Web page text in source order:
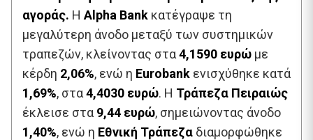
αγοράς. Η Alpha Bank κατέγραψε τη
μεγαλύτερη άνοδο μεταξύ των συστημικών
τραπεζών, κλείνοντας στα4,1590 ευρώ με
κέρδη 2,06%, ενώ η Eurobank ενισχύθηκε κατά
1,69%, στα4,4030 ευρώ. Η Τράπεζα Πειραιώς
έκλεισε στα 9,44 ευρώ, σημειώνοντας άνοδο
1,40%, ενώ η Εθνική Τράπεζα διαμορφώθηκε